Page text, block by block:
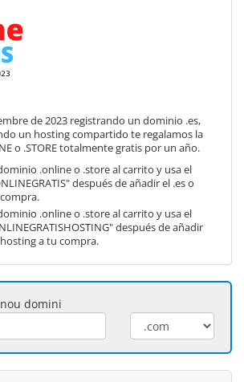
de 2023 registrando un dominio .es,
un hosting compartido te regalamos la
o .STORE totalmente gratis por un año.
.online o .store al carrito y usa el
después de añadir el .es o
.online o .store al carrito y usa el
después de añadir
a tu compra.
domini